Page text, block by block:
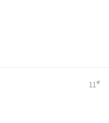
11 #